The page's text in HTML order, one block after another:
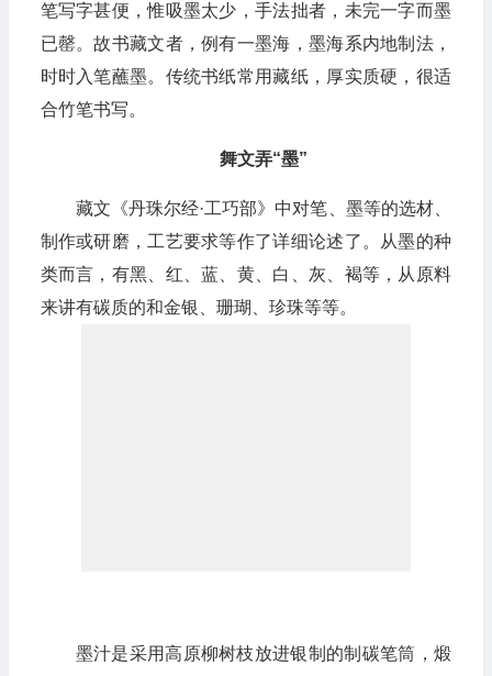
笔写字甚便，惟吸墨太少，手法拙者，未完一字而墨
已罄。故书藏文者，例有一墨海，墨海系内地制法，
时时入笔蘸墨。传统书纸常用藏纸，厚实质硬，很适
合竹笔书写。
舞文弄“墨”
藏文《丹珠尔经·工巧部》中对笔、墨等的选材、
制作或研磨，工艺要求等作了详细论述了。从墨的种
类而言，有黑、红、蓝、黄、白、灰、褐等，从原料
来讲有碳质的和金银、珊瑚、珍珠等等。
墨汁是采用高原柳树枝放进银制的制碳笔筒，煅